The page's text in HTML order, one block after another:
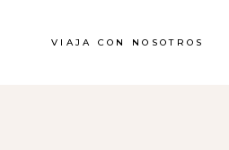
VIAJA CON NOSOTROS